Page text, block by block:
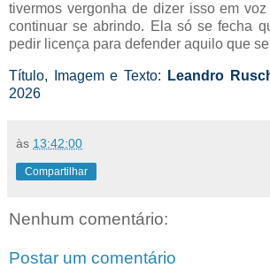
tivermos vergonha de dizer isso em
continuar se abrindo. Ela só se fecha
pedir licença para defender aquilo que
Título, Imagem e Texto: Leandro
2026
às 13:42:00
Compartilhar
Nenhum comentário:
Postar um comentário